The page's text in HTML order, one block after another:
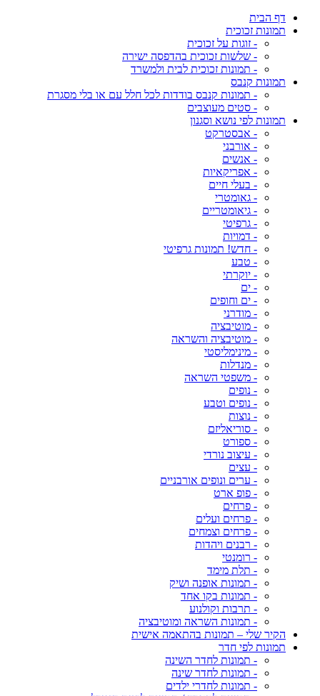
דף הבית
תמונות זכוכית
- זוגות על זכוכית
- שלשות זכוכית בהדפסה ישירה
- תמונות זכוכית לבית ולמשרד
תמונות קנבס
- תמונות קנבס בודדות לכל חלל עם או בלי מסגרת
- סטים מעוצבים
תמונות לפי נושא וסגנון
- אבסטרקט
- אורבני
- אנשים
- אפריקאיות
- בעלי חיים
- גאומטרי
- גיאומטריים
- גרפיטי
- דמויות
- חדש! תמונות גרפיטי
- טבע
- יוקרתי
- ים
- ים וחופים
- מודרני
- מוטיבציה
- מוטיבציה והשראה
- מינימליסטי
- מנדלות
- משפטי השראה
- נופים
- נופים וטבע
- נוצות
- סוריאליזם
- ספורט
- עיצוב נורדי
- עצים
- ערים ונופים אורבניים
- פופ ארט
- פרחים
- פרחים ועלים
- פרחים וצמחים
- רבנים ויהדות
- רומנטי
- תלת מימד
- תמונות אופנה ושיק
- תמונות בקו אחד
- תרבות וקולנוע
- תמונות השראה ומוטיבציה
הקיר שלי – תמונות בהתאמה אישית
תמונות לפי חדר
- תמונות לחדר השינה
- תמונות לחדר שינה
- תמונות לחדרי ילדים